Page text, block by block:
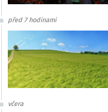
před 7 hodinami
včera